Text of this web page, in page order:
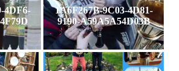
4DF6-
1A6F267B-9C03-4D81-
9190-A59A5A54D03B